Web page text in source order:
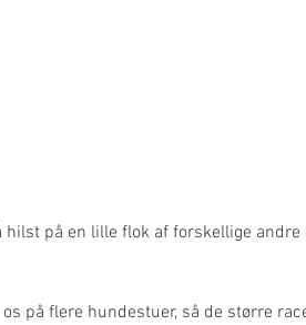
på en lille flok af forskellige andre
på flere hundestuer, så de større